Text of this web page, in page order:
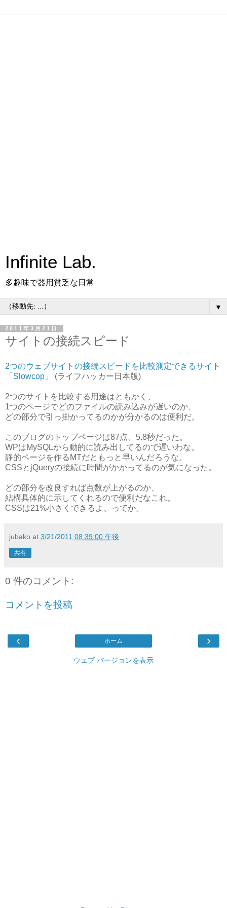
Infinite Lab.
多趣味で器用貧乏な日常
▼
2011年3月21日
サイトの接続スピード
2つのウェブサイトの接続スピードを比較測定できるサイト
「Slowcop」
(ライフハッカー日本版)
2つのサイトを比較する用途はともかく、
1つのページでどのファイルの読み込みが遅いのか、
どの部分で引っ掛かってるのかが分かるのは便利だ。
このブログのトップページは87点、5.8秒だった。
WPはMySQLから動的に読み出してるので遅いわな。
静的ページを作るMTだともっと早いんだろうな。
CSSとjQueryの接続に時間がかかってるのが気になった。
どの部分を改良すれば点数が上がるのか、
結構具体的に示してくれるので便利だなこれ。
CSSは21%小さくできるよ、ってか。
jubako at 3/21/2011 08:39:00 午後
共有
0 件のコメント:
コメントを投稿
‹ ›
ホーム
ウェブ バージョンを表示